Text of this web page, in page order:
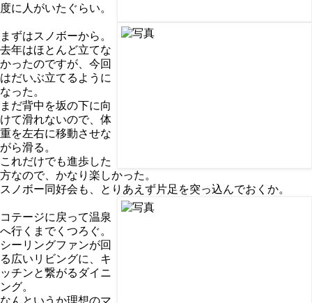
度に人がいたぐらい。
まずはスノボーから。
去年はほとんど立てな
かったのですが、今回
はだいぶ立てるように
なった。
まだ背中を坂の下に向
けて滑れないので、体
重を左右に移動させな
がら滑る。
これだけでも進歩した
方なので、かなり楽しかった。
スノボー同好会も、とりあえず片足を突っ込んでおくか。
コテージに戻って温泉
へ行くまでくつろぐ。
シーリングファンが回
る広いリビングに、キ
ッチンと繋がるダイニ
ング。
なんというか理想のマ